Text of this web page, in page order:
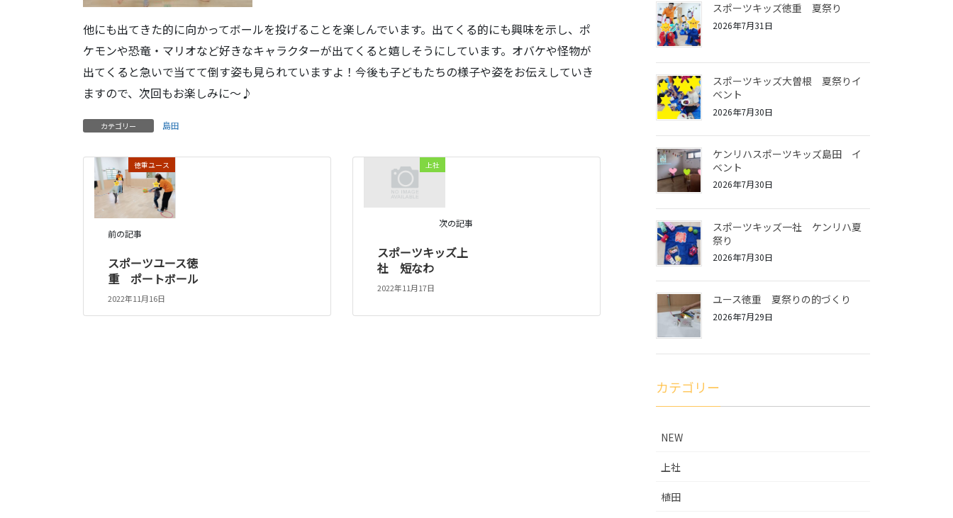
他にも出てきた的に向かってボールを投げることを楽しんでいます。出てくる的にも興味を示し、ポ
ケモンや恐竜・マリオなど好きなキャラクターが出てくると嬉しそうにしています。オバケや怪物が
出てくると急いで当てて倒す姿も見られていますよ！今後も子どもたちの様子や姿をお伝えしていき
ますので、次回もお楽しみに～♪
カテゴリー 島田
徳重ユース
前の記事
スポーツユース徳
重 ポートボール
2022年11月16日
上社
次の記事
スポーツキッズ上
社 短なわ
2022年11月17日
スポーツキッズ徳重 夏祭り
2026年7月31日
スポーツキッズ大曽根 夏祭りイ
ベント
2026年7月30日
ケンリハスポーツキッズ島田 イ
ベント
2026年7月30日
スポーツキッズ一社 ケンリハ夏
祭り
2026年7月30日
ユース徳重 夏祭りの的づくり
2026年7月29日
カテゴリー
NEW
上社
植田